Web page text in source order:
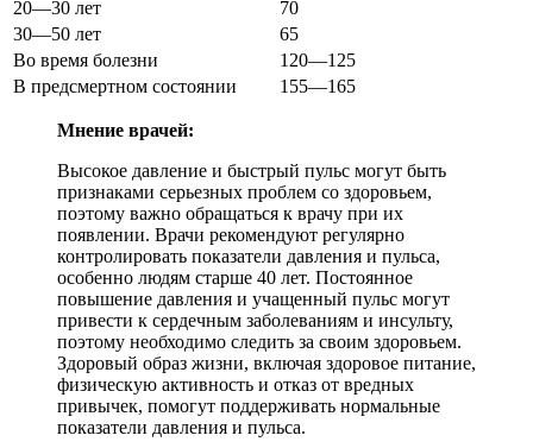
20―30 лет
70
30―50 лет
65
Во время болезни
120―125
В предсмертном состоянии
155―165
Мнение врачей:
Высокое давление и быстрый пульс могут быть
признаками серьезных проблем со здоровьем,
поэтому важно обращаться к врачу при их
появлении. Врачи рекомендуют регулярно
контролировать показатели давления и пульса,
особенно людям старше 40 лет. Постоянное
повышение давления и учащенный пульс могут
привести к сердечным заболеваниям и инсульту,
поэтому необходимо следить за своим здоровьем.
Здоровый образ жизни, включая здоровое питание,
физическую активность и отказ от вредных
привычек, помогут поддерживать нормальные
показатели давления и пульса.